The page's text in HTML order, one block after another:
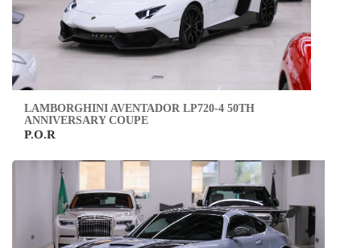
LAMBORGHINI AVENTADOR LP720-4 50TH
ANNIVERSARY COUPE
P.O.R